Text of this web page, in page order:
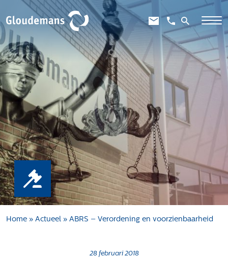
Expertises
Gebiedsontwikkeling
Gebiedseconomie
Grondstrategie en -verwerving
Taxaties overheid
Taxaties zakelijk
Schadevergoedingsrecht
Rentmeesterij
Transities
Tender-light voormalige St. Josefschool in
Home » Actueel » ABRS – Verordening en voorzienbaarheid
28 februari 2018